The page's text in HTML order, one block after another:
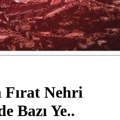
Nehri
Bazı Ye..